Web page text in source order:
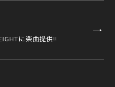
に楽曲提供!!